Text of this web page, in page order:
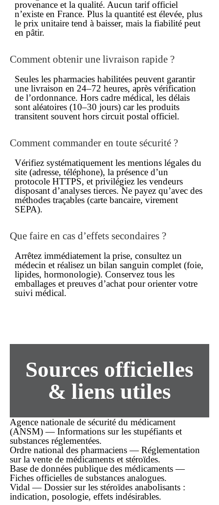
provenance et la qualité. Aucun tarif officiel
n’existe en France. Plus la quantité est élevée, plus
le prix unitaire tend à baisser, mais la fiabilité peut
en pâtir.
Comment obtenir une livraison rapide ?
Seules les pharmacies habilitées peuvent garantir
une livraison en 24–72 heures, après vérification
de l’ordonnance. Hors cadre médical, les délais
sont aléatoires (10–30 jours) car les produits
transitent souvent hors circuit postal officiel.
Comment commander en toute sécurité ?
Vérifiez systématiquement les mentions légales du
site (adresse, téléphone), la présence d’un
protocole HTTPS, et privilégiez les vendeurs
disposant d’analyses tierces. Ne payez qu’avec des
méthodes traçables (carte bancaire, virement
SEPA).
Que faire en cas d’effets secondaires ?
Arrêtez immédiatement la prise, consultez un
médecin et réalisez un bilan sanguin complet (foie,
lipides, hormonologie). Conservez tous les
emballages et preuves d’achat pour orienter votre
suivi médical.
Sources officielles
& liens utiles
Agence nationale de sécurité du médicament
(ANSM) — Informations sur les stupéfiants et
substances réglementées.
Ordre national des pharmaciens — Réglementation
sur la vente de médicaments et stéroïdes.
Base de données publique des médicaments —
Fiches officielles de substances analogues.
Vidal — Dossier sur les stéroïdes anabolisants :
indication, posologie, effets indésirables.